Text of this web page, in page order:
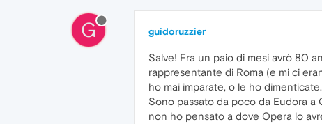
G guidoruzzier
Salve! Fra un paio di mesi avrò 80
rappresentante di Roma (e mi ci
ho mai imparate, o le ho dimenticate.
Sono passato da poco da Eudora a
non ho pensato a dove Opera lo